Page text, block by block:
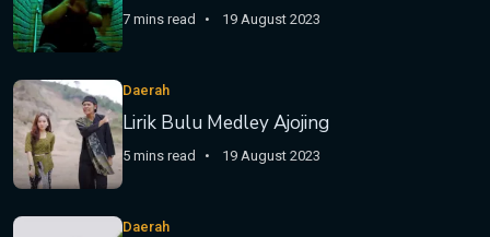
7 mins read 19 August 2023
Daerah
Lirik Bulu Medley Ajojing
5 mins read 19 August 2023
Daerah